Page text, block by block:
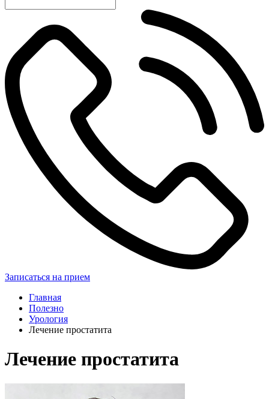
Записаться на прием
Главная
Полезно
Урология
Лечение простатита
Лечение простатита